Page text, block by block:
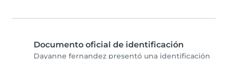
Documento oficial de identificación
Dayanne fernandez presentó una identificación